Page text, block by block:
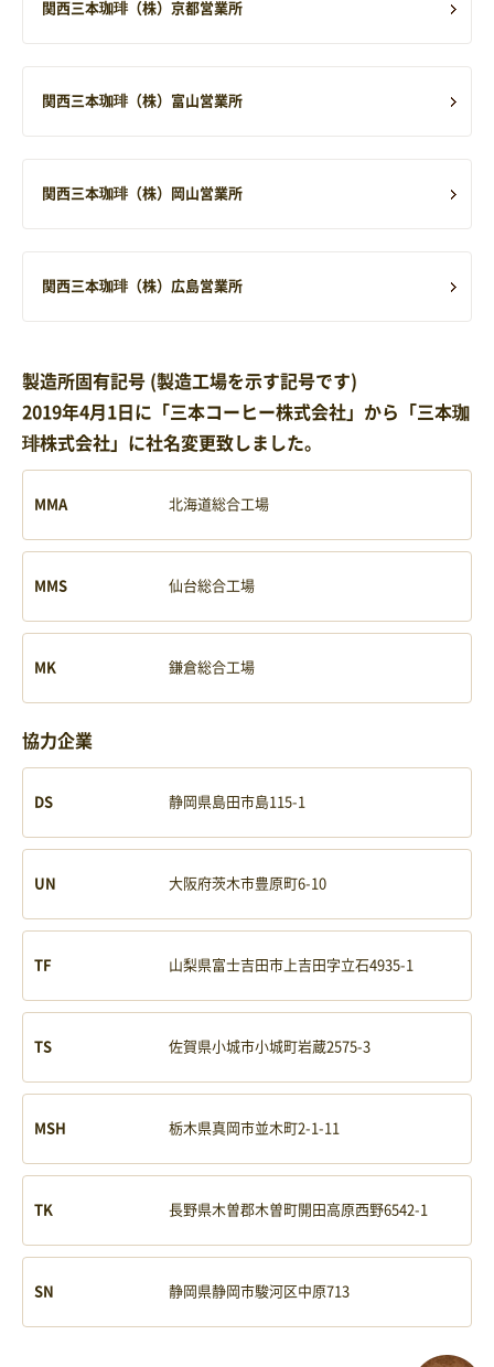
関西三本珈琲（株）京都営業所
関西三本珈琲（株）富山営業所
関西三本珈琲（株）岡山営業所
関西三本珈琲（株）広島営業所
製造所固有記号 (製造工場を示す記号です)
2019年4月1日に「三本コーヒー株式会社」から「三本珈
琲株式会社」に社名変更致しました。
MMA 北海道総合工場
MMS 仙台総合工場
MK 鎌倉総合工場
協力企業
DS 静岡県島田市島115-1
UN 大阪府茨木市豊原町6-10
TF 山梨県富士吉田市上吉田字立石4935-1
TS 佐賀県小城市小城町岩蔵2575-3
MSH 栃木県真岡市並木町2-1-11
TK 長野県木曽郡木曽町開田高原西野6542-1
SN 静岡県静岡市駿河区中原713